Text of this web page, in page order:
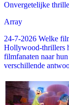
Onvergetelijke
Array
24-7-2026 Welke
Hollywood-thrillers
filmfanaten naar
verschillende